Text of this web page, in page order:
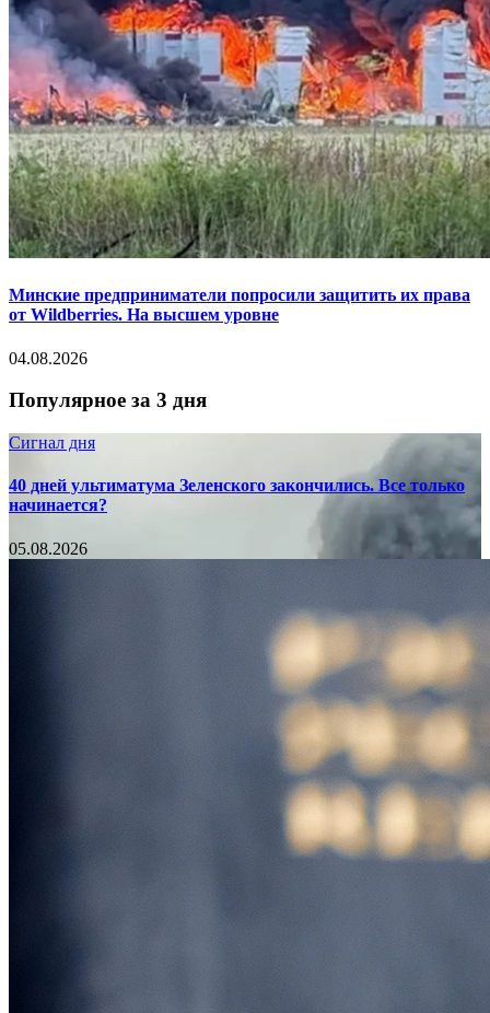
Минские предприниматели попросили защитить их права
от Wildberries. На высшем уровне
04.08.2026
Популярное за 3 дня
Сигнал дня
40 дней ультиматума Зеленского закончились. Все только
начинается?
05.08.2026